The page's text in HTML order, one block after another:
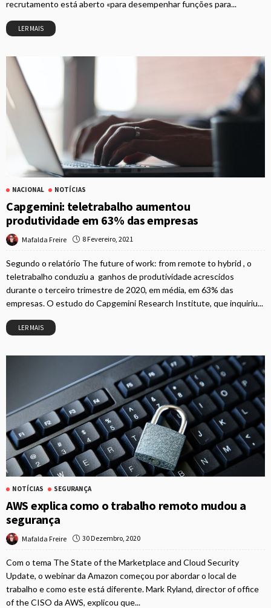
recrutamento está aberto «para desempenhar funções para...
LER MAIS
NACIONAL NOTÍCIAS
Capgemini: teletrabalho aumentou
produtividade em 63% das empresas
Mafalda Freire 8 Fevereiro, 2021
Segundo o relatório The future of work: from remote to hybrid , o
teletrabalho conduziu a ganhos de produtividade acrescidos
durante o terceiro trimestre de 2020, em média, em 63% das
empresas. O estudo do Capgemini Research Institute, que inquiriu...
LER MAIS
NOTÍCIAS SEGURANÇA
AWS explica como o trabalho remoto mudou a
segurança
Mafalda Freire 30 Dezembro, 2020
Com o tema The State of the Marketplace and Cloud Security
Update, o webinar da Amazon começou por abordar o local de
trabalho e como este está diferente. Mark Ryland, director of office
of the CISO da AWS, explicou que...